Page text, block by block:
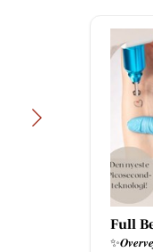
Jeg var